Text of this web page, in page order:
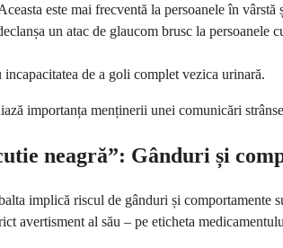
este mai frecventă la persoanele în
un atac de glaucom brusc la
de a goli complet vezica urinară.
importanța menținerii unei comunicări
neagră”: Gânduri și
implică riscul de gânduri și
avertisment al său – pe eticheta